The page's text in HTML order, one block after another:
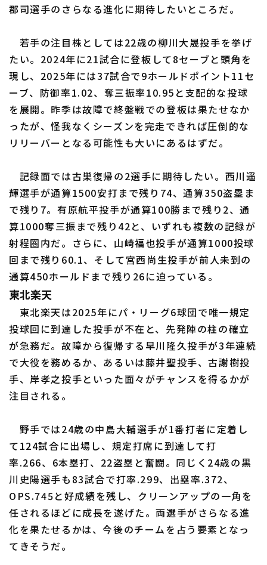
郡司選手のさらなる進化に期待したいところだ。
若手の注目株としては22歳の柳川大晟投手を挙げ
たい。2024年に21試合に登板して8セーブと頭角を
現し、2025年には37試合で9ホールドポイント11セ
ーブ、防御率1.02、奪三振率10.95と支配的な投球
を展開。昨季は故障で終盤戦での登板は果たせなか
ったが、怪我なくシーズンを完走できれば圧倒的な
リリーバーとなる可能性も大いにあるはずだ。
記録面では古巣復帰の2選手に期待したい。西川遥
輝選手が通算1500安打まで残り74、通算350盗塁ま
で残り7。有原航平投手が通算100勝まで残り2、通
算1000奪三振まで残り42と、いずれも複数の記録が
射程圏内だ。さらに、山崎福也投手が通算1000投球
回まで残り60.1、そして宮西尚生投手が前人未到の
通算450ホールドまで残り26に迫っている。
東北楽天
東北楽天は2025年にパ・リーグ6球団で唯一規定
投球回に到達した投手が不在と、先発陣の柱の確立
が急務だ。故障から復帰する早川隆久投手が3年連続
で大役を務めるか、あるいは藤井聖投手、古謝樹投
手、岸孝之投手といった面々がチャンスを得るかが
注目される。
野手では24歳の中島大輔選手が1番打者に定着し
て124試合に出場し、規定打席に到達して打
率.266、6本塁打、22盗塁と奮闘。同じく24歳の黒
川史陽選手も83試合で打率.299、出塁率.372、
OPS.745と好成績を残し、クリーンアップの一角を
任されるほどに成長を遂げた。両選手がさらなる進
化を果たせるかは、今後のチームを占う要素となっ
てきそうだ。